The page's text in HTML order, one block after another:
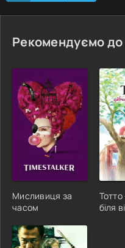
Рекомендуємо до
Мисливиця за
часом
біля